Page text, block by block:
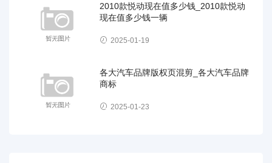
2010款悦动现在值多少钱_2010款悦动
现在值多少钱一辆
2025-01-19
各大汽车品牌版权页混剪_各大汽车品牌
商标
2025-01-23